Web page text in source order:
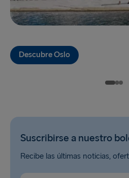
Hook of Holland → Harwich
Karlskrona → Gdynia
Kiel → Gothenburg
Trelleborg → Rostock
Descubre Oslo
Suscribirse a nuestro
Recibe las últimas noticias,